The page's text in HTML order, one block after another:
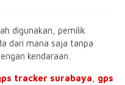
digunakan, pemilik
dari mana saja tanpa
kendaraan.
tracker surabaya
gps